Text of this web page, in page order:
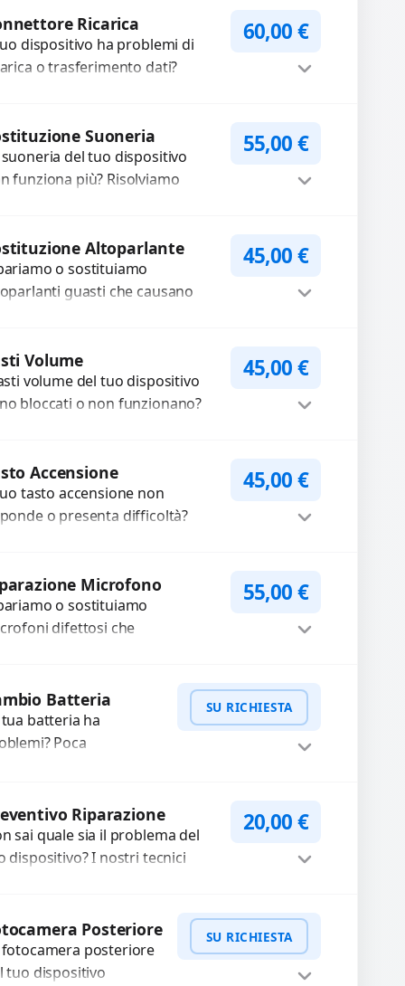
e...
Ricarica
dispositivo ha problemi di
o trasferimento dati?
danneggiati,...
60,00€
Suoneria
suoneria del tuo dispositivo
funziona più? Risolviamo
55,00€
Altoparlante
o sostituiamo
guasti che causano
per 3...
45,00€
Volume
volume del tuo dispositivo
bloccati o non funzionano?
45,00€
Accensione
tasto accensione non
o presenta difficoltà?
utilizzando
di...
45,00€
Microfono
o sostituiamo
difettosi che
Diagnosi accurata e
di...
55,00€
Batteria
tua batteria ha
Poca
esauriti?
la...
SU RICHIESTA
PreventivoRiparazione
sai quale sia il problema del
dispositivo? I nostri tecnici
20,00€
Posteriore
fotocamera posteriore
tuo dispositivo
SU RICHIESTA